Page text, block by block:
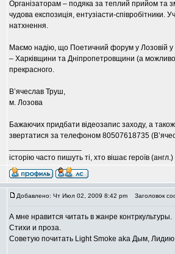
Організаторам – подяка за теплий прийом та
чудова експозиція, ентузіасти-співробітники.
натхнення.
Маємо надію, що Поетичний форум у Лозовій у
– Харківщини та Дніпропетровщини (а
прекрасного.
В’ячеслав Труш,
м. Лозова
Бажаючих придбати відеозапис заходу, а
звертатися за телефоном 80507618735
історію часто пишуть ті, хто вішає героїв
Добавлено: Чт Июл 02, 2009 8:42 pm Заголовок
А мне нравится читать в жанре контркультуры.
Стихи и проза.
Советую почитать Light Smoke aka Дым,